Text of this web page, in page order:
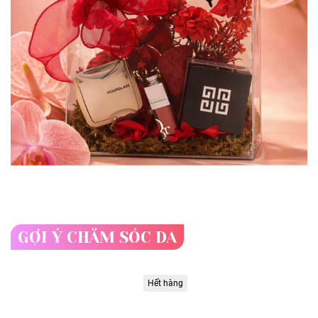
GỢI Ý CHĂM SÓC DA
Hết hàng